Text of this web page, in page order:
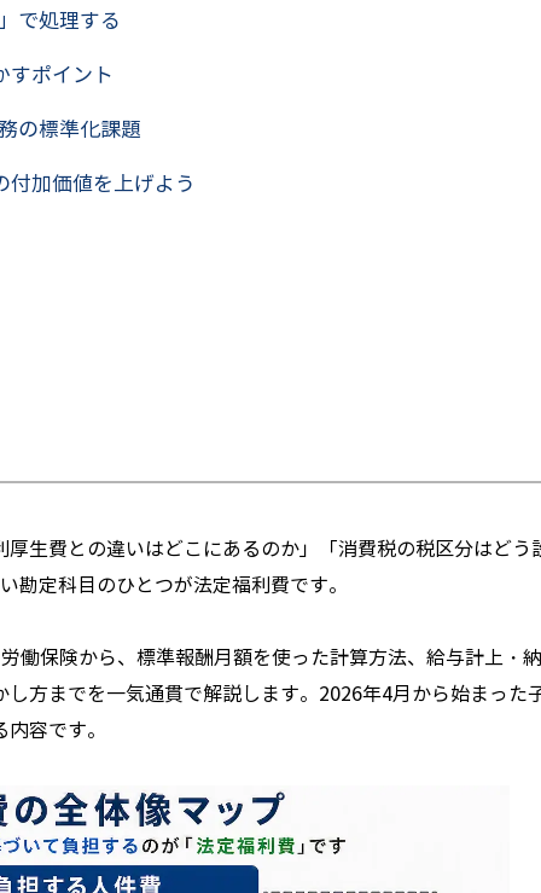
で処理する
すポイント
の標準化課題
加価値を上げよう
生費との違いはどこにあるのか」「消費税の税区分はどう
定科目のひとつが法定福利費です。
働保険から、標準報酬月額を使った計算方法、給与計上・納
方までを一気通貫で解説します。2026年4月から始まった
容です。